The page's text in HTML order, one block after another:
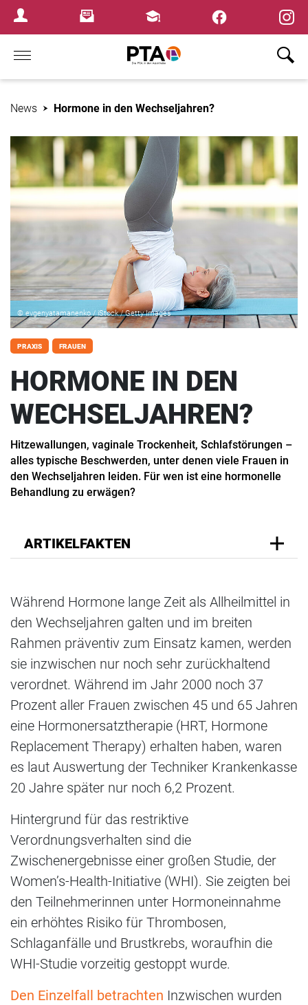
Login MenuNewsletterFortbildungen
Home
News Hormone in den Wechseljahren?
© evgenyatamanenko / iStock / Getty Images
PRAXIS FRAUEN
HORMONE IN DEN
WECHSELJAHREN?
Hitzewallungen, vaginale Trockenheit, Schlafstörungen –
alles typische Beschwerden, unter denen viele Frauen in
den Wechseljahren leiden. Für wen ist eine hormonelle
Behandlung zu erwägen?
ARTIKELFAKTEN
Während Hormone lange Zeit als Allheilmittel in
den Wechseljahren galten und im breiten
Rahmen präventiv zum Einsatz kamen, werden
sie inzwischen nur noch sehr zurückhaltend
verordnet. Während im Jahr 2000 noch 37
Prozent aller Frauen zwischen 45 und 65 Jahren
eine Hormonersatztherapie (HRT, Hormone
Replacement Therapy) erhalten haben, waren
es laut Auswertung der Techniker Krankenkasse
20 Jahre später nur noch 6,2 Prozent.
Hintergrund für das restriktive
Verordnungsverhalten sind die
Zwischenergebnisse einer großen Studie, der
Women’s-Health-Initiative (WHI). Sie zeigten bei
den Teilnehmerinnen unter Hormoneinnahme
ein erhöhtes Risiko für Thrombosen,
Schlaganfälle und Brustkrebs, woraufhin die
WHI-Studie vorzeitig gestoppt wurde.
Den Einzelfall betrachten Inzwischen wurden
×